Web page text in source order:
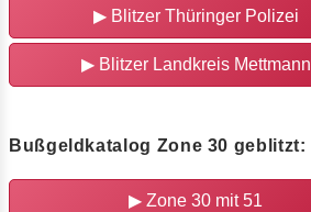
▶ Blitzer Thüringer Polizei
▶ Blitzer Landkreis Mettmann
Bußgeldkatalog Zone 30 geblitzt:
▶ Zone 30 mit 51